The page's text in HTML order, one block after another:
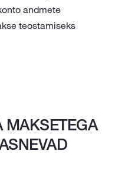
andmete
teostamiseks
MAKSETEGA